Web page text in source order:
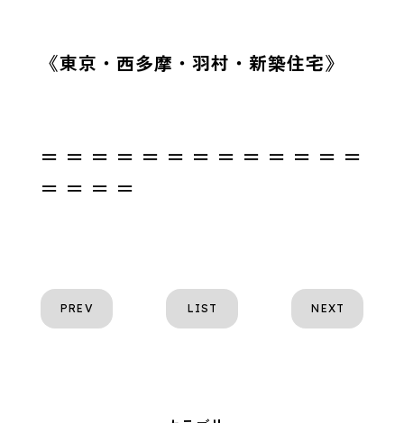
《東京・西多摩・羽村・新築住宅》
＝ ＝ ＝ ＝ ＝ ＝ ＝ ＝ ＝ ＝ ＝ ＝ ＝
＝ ＝ ＝ ＝
PREV LIST NEXT